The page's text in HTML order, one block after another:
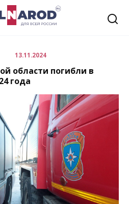
13.11.2024
области погибли в
года